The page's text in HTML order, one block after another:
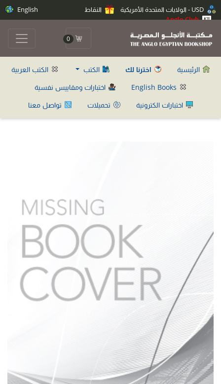
النقاط
Anglo Club
English
0
الرئيسية اخترنا لك الكتب
الكتب العربية
اختبارات ومقاييس نفسية
اختبارات الكترونية
تحميلات تواصل معنا